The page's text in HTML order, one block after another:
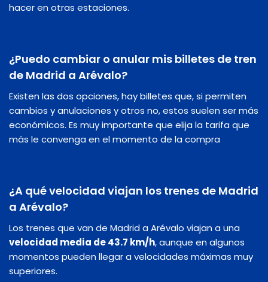
hacer en otras estaciones.
¿Puedo cambiar o anular mis billetes de tren
de Madrid a Arévalo?
Existen las dos opciones, hay billetes que, si permiten
cambios y anulaciones y otros no, estos suelen ser más
económicos. Es muy importante que elija la tarifa que
más le convenga en el momento de la compra
¿A qué velocidad viajan los trenes de Madrid
a Arévalo?
Los trenes que van de Madrid a Arévalo viajan a una
velocidad media de 43.7 km/h, aunque en algunos
momentos pueden llegar a velocidades máximas muy
superiores.